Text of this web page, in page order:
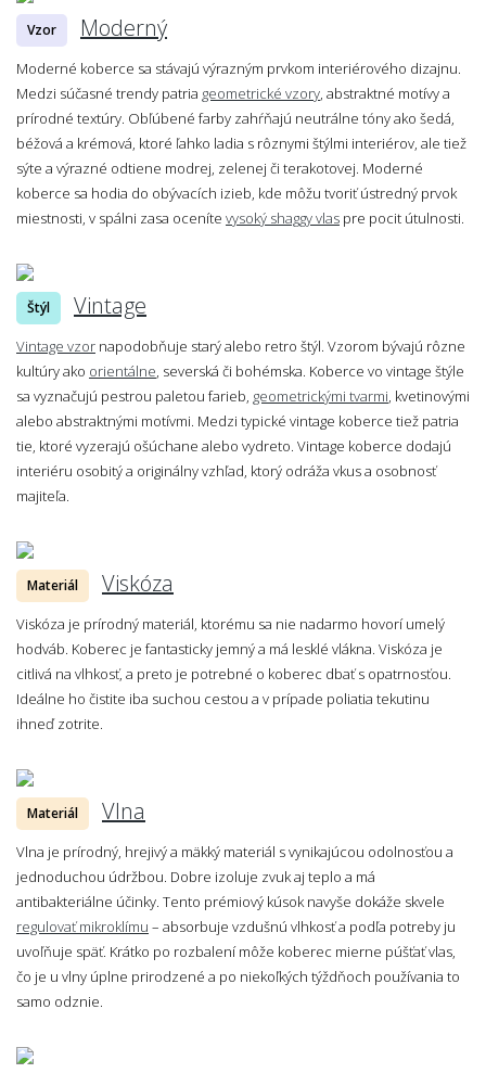
Vzor Moderný
Moderné koberce sa stávajú výrazným prvkom interiérového dizajnu.
Medzi súčasné trendy patria geometrické vzory, abstraktné motívy a
prírodné textúry. Obľúbené farby zahŕňajú neutrálne tóny ako šedá,
béžová a krémová, ktoré ľahko ladia s rôznymi štýlmi interiérov, ale tiež
sýte a výrazné odtiene modrej, zelenej či terakotovej. Moderné
koberce sa hodia do obývacích izieb, kde môžu tvoriť ústredný prvok
miestnosti, v spálni zasa oceníte vysoký shaggy vlas pre pocit útulnosti.
Štýl Vintage
Vintage vzor napodobňuje starý alebo retro štýl. Vzorom bývajú rôzne
kultúry ako orientálne, severská či bohémska. Koberce vo vintage štýle
sa vyznačujú pestrou paletou farieb, geometrickými tvarmi, kvetinovými
alebo abstraktnými motívmi. Medzi typické vintage koberce tiež patria
tie, ktoré vyzerajú ošúchane alebo vydreto. Vintage koberce dodajú
interiéru osobitý a originálny vzhľad, ktorý odráža vkus a osobnosť
majiteľa.
Materiál Viskóza
Viskóza je prírodný materiál, ktorému sa nie nadarmo hovorí umelý
hodváb. Koberec je fantasticky jemný a má lesklé vlákna. Viskóza je
citlivá na vlhkosť, a preto je potrebné o koberec dbať s opatrnosťou.
Ideálne ho čistite iba suchou cestou a v prípade poliatia tekutinu
ihneď zotrite.
Materiál Vlna
Vlna je prírodný, hrejivý a mäkký materiál s vynikajúcou odolnosťou a
jednoduchou údržbou. Dobre izoluje zvuk aj teplo a má
antibakteriálne účinky. Tento prémiový kúsok navyše dokáže skvele
regulovať mikroklímu – absorbuje vzdušnú vlhkosť a podľa potreby ju
uvoľňuje späť. Krátko po rozbalení môže koberec mierne púšťať vlas,
čo je u vlny úplne prirodzené a po niekoľkých týždňoch používania to
samo odznie.